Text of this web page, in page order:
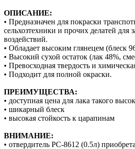
ОПИСАНИЕ:
• Предназначен для покраски
сельхозтехники и прочих делатей
воздействий.
• Обладает высоким глянецем (блеск
• Высокий сухой остаток (лак 48%,
• Превосходная твердость и
• Подходит для полной окраски.
ПРЕИМУЩЕСТВА:
• доступная цена для лака такого
• шикарный блеск
• высокая стойкость к царапинам
ВНИМАНИЕ:
• отвердитель PC-8612 (0.5л)